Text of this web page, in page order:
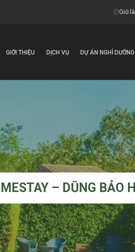
Giờ
GIỚI THIỆU DỊCH VỤ DỰ ÁN NGHỈ DƯỠNG
– DŨNG BẢO